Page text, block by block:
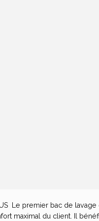
Le premier bac de
maximal du client. Il